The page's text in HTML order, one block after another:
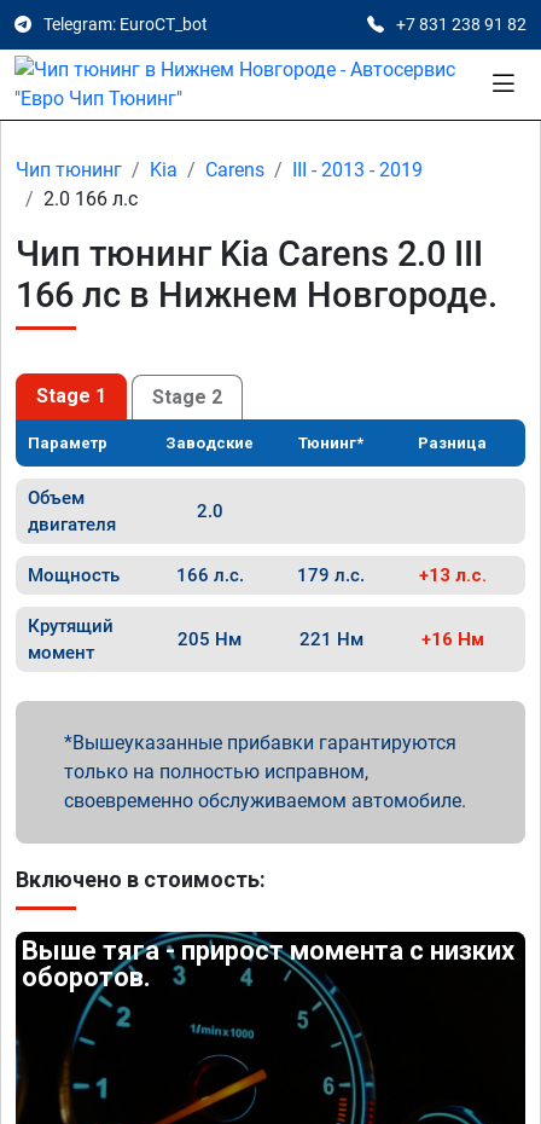
Telegram: EuroCT_bot +7 831 238 91 82
Чип тюнинг Kia Carens
III - 2013 - 2019
2.0 166 л.с
Чип тюнинг Kia Carens 2.0 III
166 лс в Нижнем Новгороде.
Stage 1 Stage 2
Параметр Заводские Тюнинг* Разница
Объем
двигателя
2.0
Мощность 166 л.с. 179 л.с. +13 л.с.
Крутящий
момент
205 Нм 221 Нм +16 Нм
Вышеуказанные прибавки гарантируются
только на полностью исправном,
своевременно обслуживаемом автомобиле.
Включено в стоимость:
Выше тяга - прирост момента с низких
оборотов.